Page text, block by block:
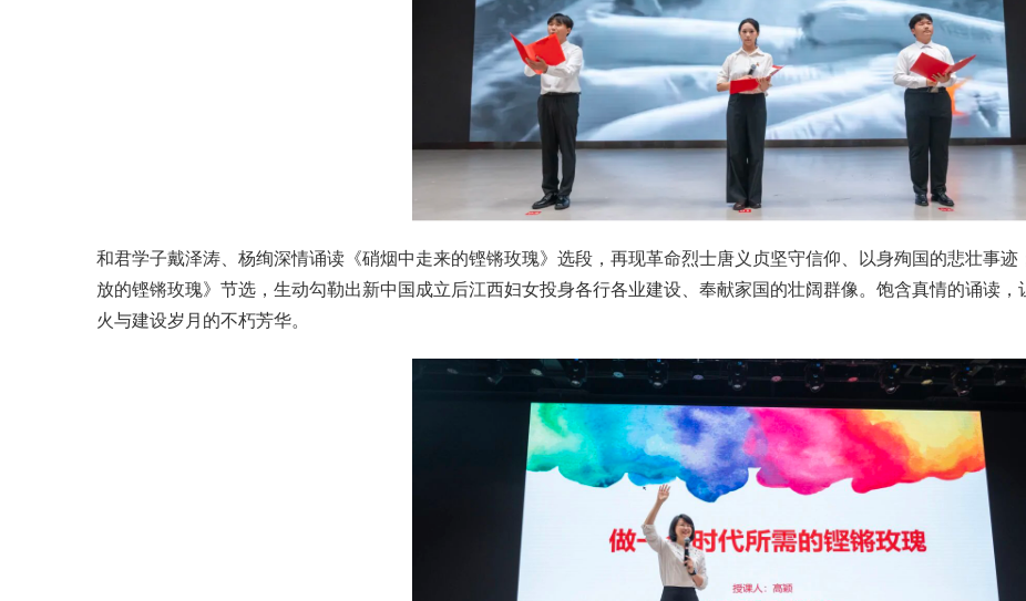
和君学子戴泽涛、杨绚深情诵读《硝烟中走来的铿锵玫瑰》选段，再现革命烈士唐义贞坚守信仰、以身殉国的悲壮事
放的铿锵玫瑰》节选，生动勾勒出新中国成立后江西妇女投身各行各业建设、奉献家国的壮阔群像。饱含真情的诵读
火与建设岁月的不朽芳华。